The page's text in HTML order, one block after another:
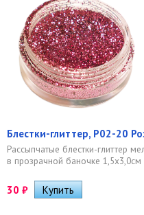
Блестки-глиттер, Р02-20
Рассыпчатые блестки-глиттер
в прозрачной баночке 1,5х3,0см
30 ₽